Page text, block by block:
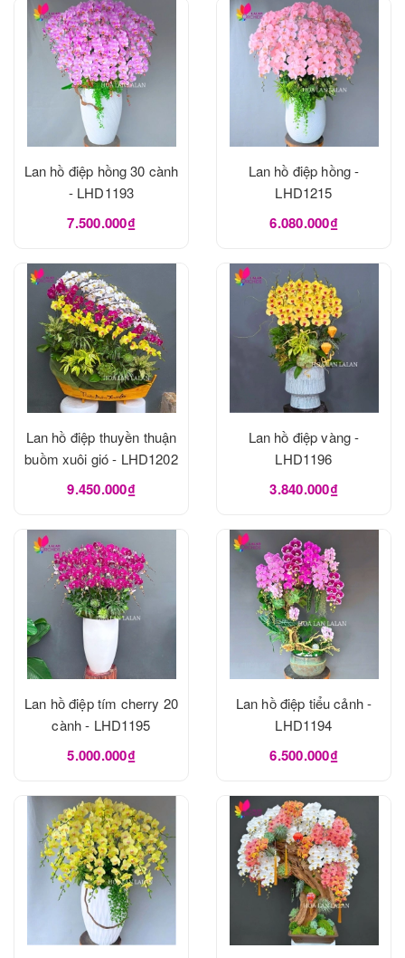
Lan hồ điệp hồng 30 cành
- LHD1193
7.500.000₫
Lan hồ điệp hồng -
LHD1215
6.080.000₫
Lan hồ điệp thuyền thuận
buồm xuôi gió - LHD1202
9.450.000₫
Lan hồ điệp vàng -
LHD1196
3.840.000₫
Lan hồ điệp tím cherry 20
cành - LHD1195
5.000.000₫
Lan hồ điệp tiểu cảnh -
LHD1194
6.500.000₫